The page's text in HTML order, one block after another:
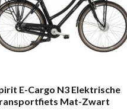
E-Cargo N3 Elektrische
Mat-Zwart